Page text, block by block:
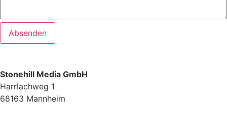
Absenden
Stonehill Media GmbH
Harrlachweg 1
68163 Mannheim